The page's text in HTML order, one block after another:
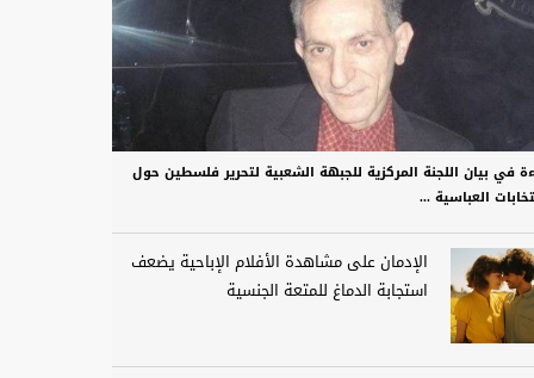
في بيان اللجنة المركزية للجبهة الشعبية لتحرير فلسطين حول
العباسية ...
الإدمان على مشاهدة الأفلام الإباحية يضعف
استجابة الدماغ للمتعة الجنسية